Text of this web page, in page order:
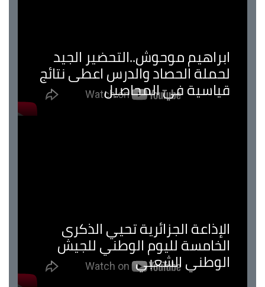
ابراهيم موحوش..التحضير الجيد
لحملة الحصاد والدرس اعطى نتائج
قياسية في المحاصيل
الإذاعة الجزائرية تحيي الذكرى
الخامسة لليوم الوطني للجيش
الوطني الشعبي